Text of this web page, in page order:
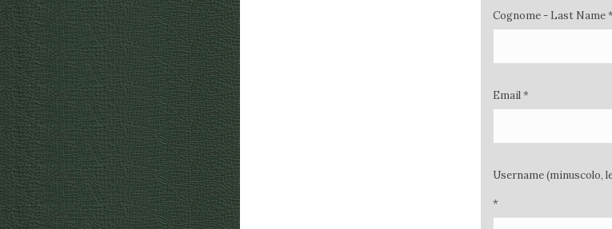
Cognome - Last Name *
Email *
Username (minuscolo,
*